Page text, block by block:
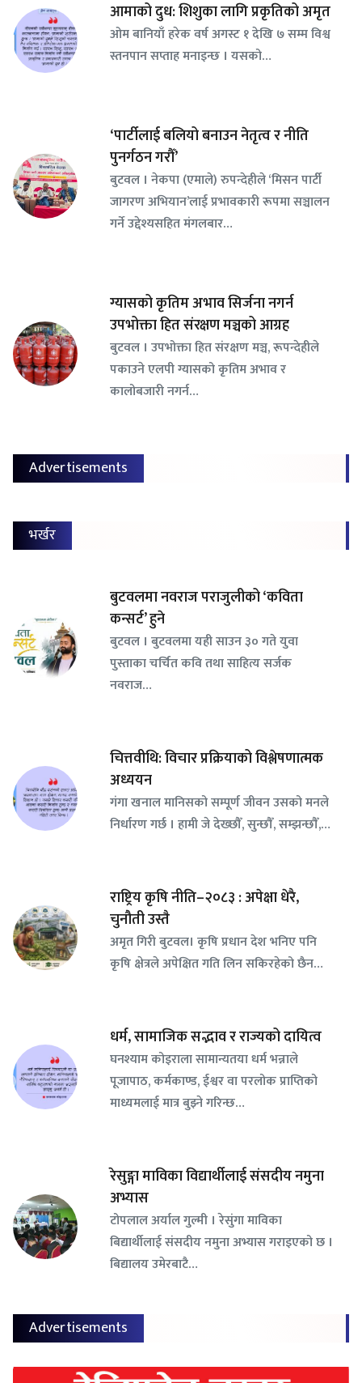
आमाको दुध: शिशुका लागि प्रकृतिको अमृत
ओम बानियाँ हरेक वर्ष अगस्ट १ देखि ७ सम्म विश्व
स्तनपान सप्ताह मनाइन्छ । यसको…
‘पार्टीलाई बलियो बनाउन नेतृत्व र नीति
पुनर्गठन गरौँ’
बुटवल । नेकपा (एमाले) रुपन्देहीले ‘मिसन पार्टी
जागरण अभियान’लाई प्रभावकारी रूपमा सञ्चालन
गर्ने उद्देश्यसहित मंगलबार…
ग्यासको कृतिम अभाव सिर्जना नगर्न
उपभोक्ता हित संरक्षण मञ्चको आग्रह
बुटवल । उपभोक्ता हित संरक्षण मञ्च, रूपन्देहीले
पकाउने एलपी ग्यासको कृतिम अभाव र
कालोबजारी नगर्न…
Advertisements
भर्खर
बुटवलमा नवराज पराजुलीको ‘कविता
कन्सर्ट’ हुने
बुटवल । बुटवलमा यही साउन ३० गते युवा
पुस्ताका चर्चित कवि तथा साहित्य सर्जक
नवराज…
चित्तवीथि: विचार प्रक्रियाको विश्लेषणात्मक
अध्ययन
गंगा खनाल मानिसको सम्पूर्ण जीवन उसको मनले
निर्धारण गर्छ । हामी जे देख्छौँ, सुन्छौँ, सम्झन्छौँ,…
राष्ट्रिय कृषि नीति–२०८३ : अपेक्षा धेरै,
चुनौती उस्तै
अमृत गिरी बुटवल। कृषि प्रधान देश भनिए पनि
कृषि क्षेत्रले अपेक्षित गति लिन सकिरहेको छैन…
धर्म, सामाजिक सद्भाव र राज्यको दायित्व
घनश्याम कोइराला सामान्यतया धर्म भन्नाले
पूजापाठ, कर्मकाण्ड, ईश्वर वा परलोक प्राप्तिको
माध्यमलाई मात्र बुझ्ने गरिन्छ…
रेसुङ्गा माविका विद्यार्थीलाई संसदीय नमुना
अभ्यास
टोपलाल अर्याल गुल्मी । रेसुंगा माविका
बिद्यार्थीलाई संसदीय नमुना अभ्यास गराइएको छ ।
बिद्यालय उमेरबाटै…
Advertisements